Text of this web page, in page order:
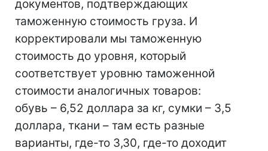
документов, подтверждающих
таможенную стоимость груза. И
корректировали мы таможенную
стоимость до уровня, который
соответствует уровню таможенной
стоимости аналогичных товаров:
обувь – 6,52 доллара за кг, сумки – 3,5
доллара, ткани – там есть разные
варианты, где-то 3,30, где-то доходит